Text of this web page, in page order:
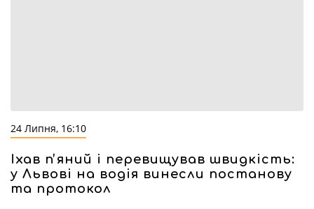
24 Липня, 16:10
Їхав пʼяний і перевищував швидкість:
у Львові на водія винесли постанову
та протокол